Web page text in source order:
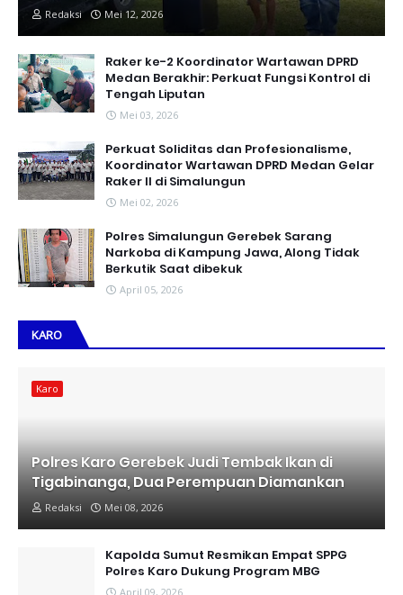
Redaksi Mei 12, 2026
Raker ke-2 Koordinator Wartawan DPRD
Medan Berakhir: Perkuat Fungsi Kontrol di
Tengah Liputan
Mei 03, 2026
Perkuat Soliditas dan Profesionalisme,
Koordinator Wartawan DPRD Medan Gelar
Raker II di Simalungun
Mei 02, 2026
Polres Simalungun Gerebek Sarang
Narkoba di Kampung Jawa, Along Tidak
Berkutik Saat dibekuk
April 05, 2026
KARO
Karo
Polres Karo Gerebek Judi Tembak Ikan di
Tigabinanga, Dua Perempuan Diamankan
Redaksi Mei 08, 2026
Kapolda Sumut Resmikan Empat SPPG
Polres Karo Dukung Program MBG
April 09, 2026